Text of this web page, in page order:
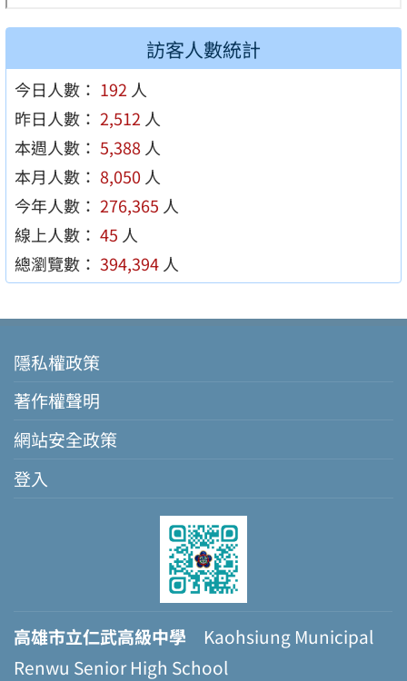
訪客人數統計
今日人數： 192 人
昨日人數： 2,512 人
本週人數： 5,388 人
本月人數： 8,050 人
今年人數： 276,365 人
線上人數： 45 人
總瀏覽數： 394,394 人
隱私權政策
著作權聲明
網站安全政策
登入
高雄市立仁武高級中學 Kaohsiung Municipal
Renwu Senior High School